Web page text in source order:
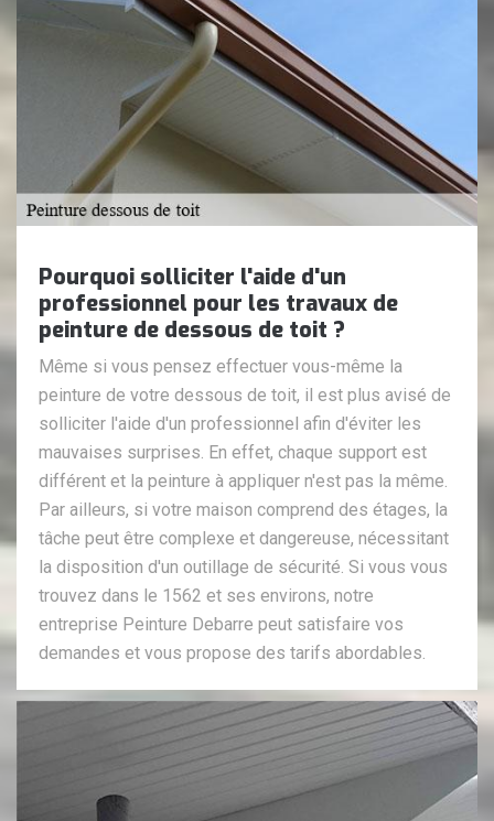
Pourquoi solliciter l'aide d'un
professionnel pour les travaux de
peinture de dessous de toit ?
Même si vous pensez effectuer vous-même la
peinture de votre dessous de toit, il est plus avisé de
solliciter l'aide d'un professionnel afin d'éviter les
mauvaises surprises. En effet, chaque support est
différent et la peinture à appliquer n'est pas la même.
Par ailleurs, si votre maison comprend des étages, la
tâche peut être complexe et dangereuse, nécessitant
la disposition d'un outillage de sécurité. Si vous vous
trouvez dans le 1562 et ses environs, notre
entreprise Peinture Debarre peut satisfaire vos
demandes et vous propose des tarifs abordables.